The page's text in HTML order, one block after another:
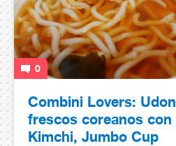
0
Combini Lovers: Udon
frescos coreanos con
Kimchi, Jumbo Cup